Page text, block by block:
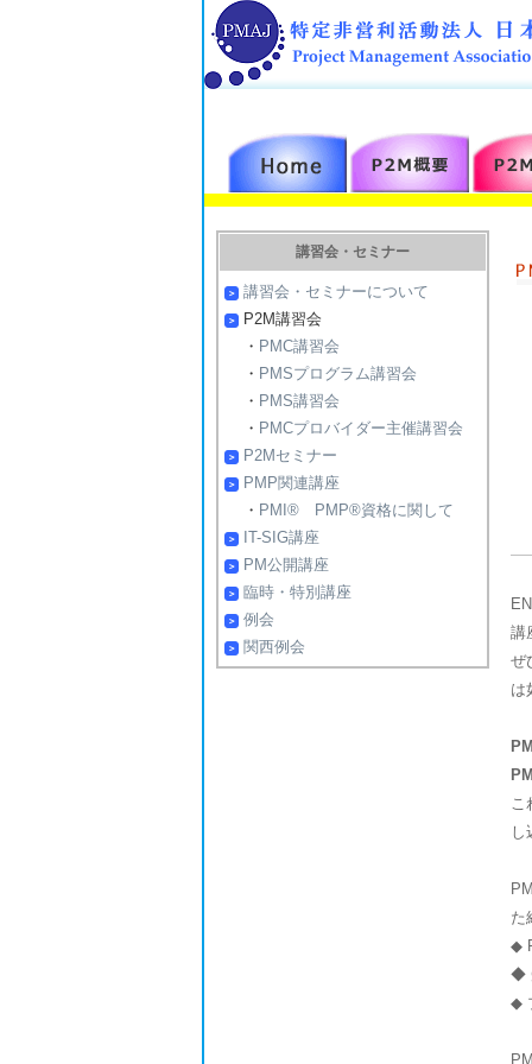
講習会・セミナー
講習会・セミナーについて
P2M講習会
・ PMC講習会
・ PMSプログラム講習会
・ PMS講習会
・ PMCプロバイダー主催講習会
P2Mセミナー
PMP関連講座
・ PMI® PMP®資格に関して
IT-SIG講座
PM公開講座
臨時・特別講座
例会
関西例会
講
ぜ
は
こ
た
◆
◆
◆